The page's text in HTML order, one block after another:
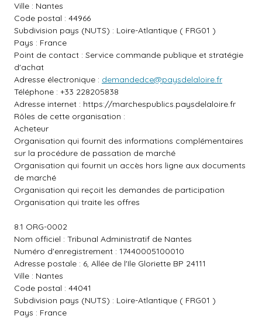
Ville : Nantes
Code postal : 44966
Subdivision pays (NUTS) : Loire-Atlantique ( FRG01 )
Pays : France
Point de contact : Service commande publique et stratégie
d'achat
Adresse électronique : demandedce@paysdelaloire.fr
Téléphone : +33 228205838
Adresse internet : https://marchespublics.paysdelaloire.fr
Rôles de cette organisation :
Acheteur
Organisation qui fournit des informations complémentaires
sur la procédure de passation de marché
Organisation qui fournit un accès hors ligne aux documents
de marché
Organisation qui reçoit les demandes de participation
Organisation qui traite les offres
8.1 ORG-0002
Nom officiel : Tribunal Administratif de Nantes
Numéro d'enregistrement : 17440005100010
Adresse postale : 6, Allée de l'Ile Gloriette BP 24111
Ville : Nantes
Code postal : 44041
Subdivision pays (NUTS) : Loire-Atlantique ( FRG01 )
Pays : France